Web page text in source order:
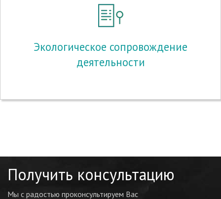
Экологическое сопровождение
деятельности
Получить консультацию
Мы с радостью проконсультируем Вас